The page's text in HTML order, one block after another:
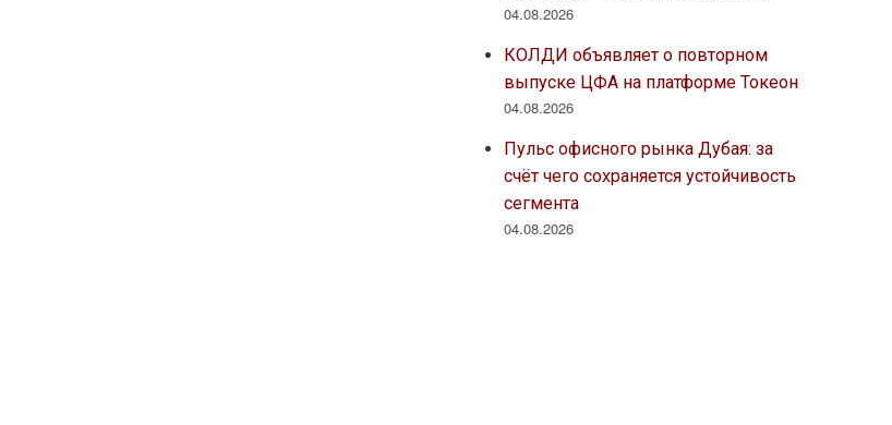
04.08.2026
КОЛДИ объявляет о повторном
выпуске ЦФА на платформе Токеон
04.08.2026
Пульс офисного рынка Дубая: за
счёт чего сохраняется устойчивость
сегмента
04.08.2026